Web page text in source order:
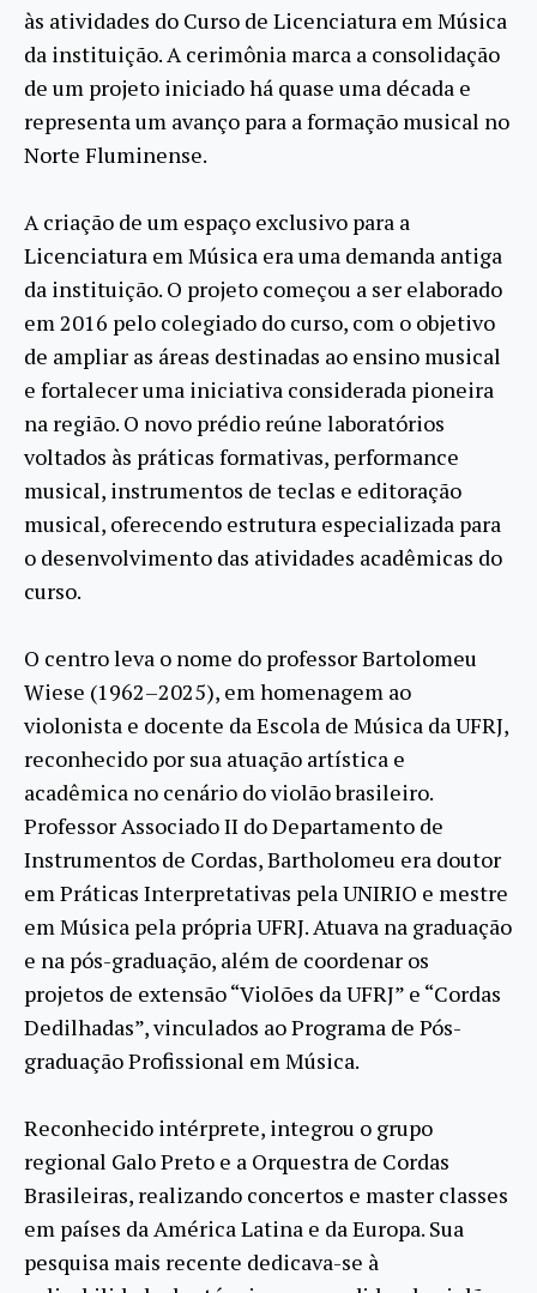
às atividades do Curso de Licenciatura em Música
da instituição. A cerimônia marca a consolidação
de um projeto iniciado há quase uma década e
representa um avanço para a formação musical no
Norte Fluminense.
A criação de um espaço exclusivo para a
Licenciatura em Música era uma demanda antiga
da instituição. O projeto começou a ser elaborado
em 2016 pelo colegiado do curso, com o objetivo
de ampliar as áreas destinadas ao ensino musical
e fortalecer uma iniciativa considerada pioneira
na região. O novo prédio reúne laboratórios
voltados às práticas formativas, performance
musical, instrumentos de teclas e editoração
musical, oferecendo estrutura especializada para
o desenvolvimento das atividades acadêmicas do
curso.
O centro leva o nome do professor Bartolomeu
Wiese (1962–2025), em homenagem ao
violonista e docente da Escola de Música da UFRJ,
reconhecido por sua atuação artística e
acadêmica no cenário do violão brasileiro.
Professor Associado II do Departamento de
Instrumentos de Cordas, Bartholomeu era doutor
em Práticas Interpretativas pela UNIRIO e mestre
em Música pela própria UFRJ. Atuava na graduação
e na pós-graduação, além de coordenar os
projetos de extensão “Violões da UFRJ” e “Cordas
Dedilhadas”, vinculados ao Programa de Pós-
graduação Profissional em Música.
Reconhecido intérprete, integrou o grupo
regional Galo Preto e a Orquestra de Cordas
Brasileiras, realizando concertos e master classes
em países da América Latina e da Europa. Sua
pesquisa mais recente dedicava-se à